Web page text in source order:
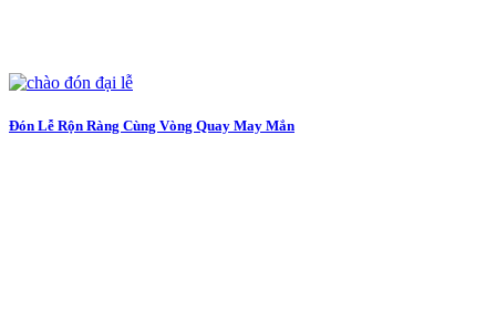
Đón Lễ Rộn Ràng Cùng Vòng Quay May Mắn